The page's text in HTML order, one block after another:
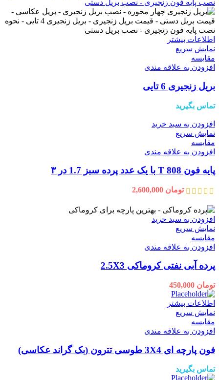
اطلاعات بیشتر
نمایش سریع
مقايسه
افزودن به علاقه مندی
بریل زنجیری 6 تایی
تماس بگیرید
افزودن به سبد خرید
نمایش سریع
مقايسه
افزودن به علاقه مندی
پایه فون T 808 با یک عدد پرده سبز 1.7 در ۳
تومان
افزودن به سبد خرید
نمایش سریع
مقايسه
افزودن به علاقه مندی
پرده آبی نفتی کروماکی 2.5X3
تومان
اطلاعات بیشتر
نمایش سریع
مقايسه
افزودن به علاقه مندی
فون پارچه ای 3X4 طوسی تترون (بک گراند عکاسی)
تماس بگیرید